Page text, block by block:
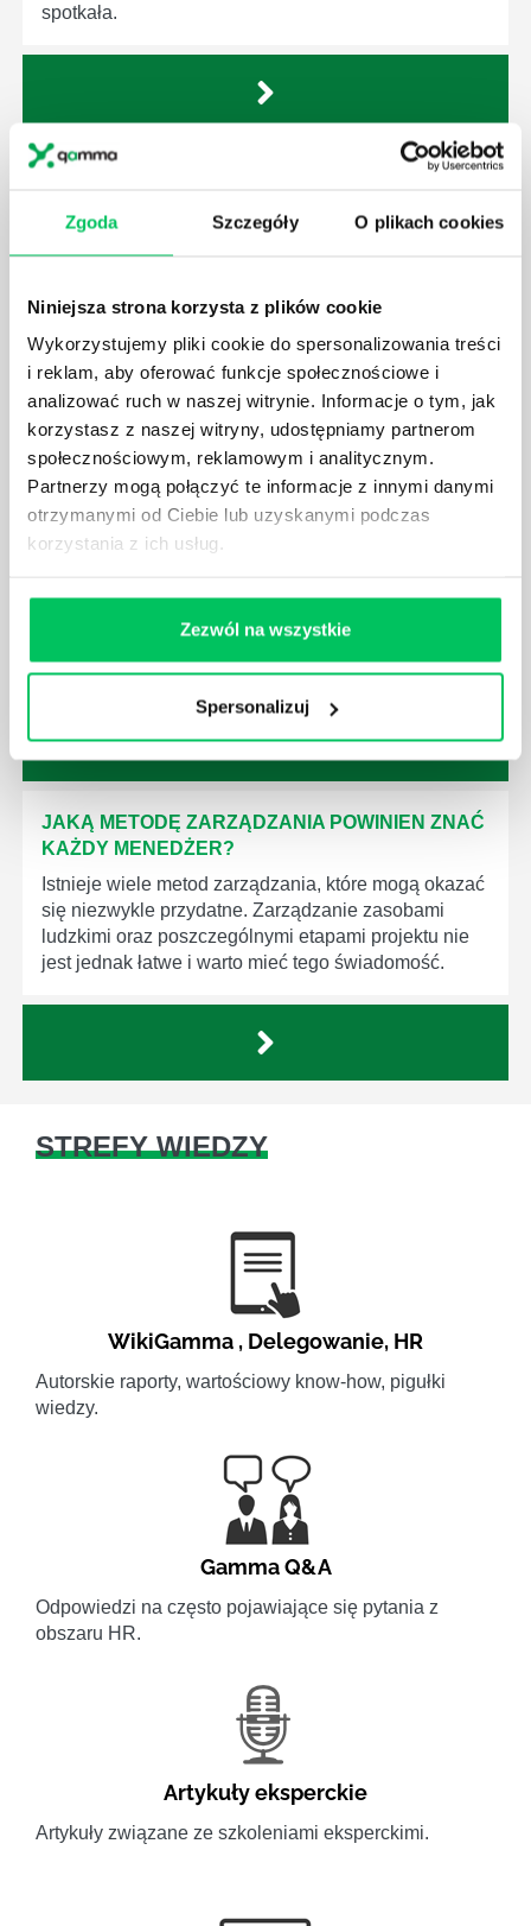
Zgoda Szczegóły O plikach cookies
Niniejsza strona korzysta z plików cookie
Wykorzystujemy pliki cookie do spersonalizowania treści
i reklam, aby oferować funkcje społecznościowe i
analizować ruch w naszej witrynie. Informacje o tym, jak
korzystasz z naszej witryny, udostępniamy partnerom
społecznościowym, reklamowym i analitycznym.
Partnerzy mogą połączyć te informacje z innymi danymi
otrzymanymi od Ciebie lub uzyskanymi podczas
korzystania z ich usług.
Zezwól na wszystkie
Spersonalizuj
spotkała.
JAKIE UMIEJĘTNOŚCI MENEDŻERSKIE
Nawet zespół złożony z doskonale wykształconych i
kompetentnych pracowników nie będzie w stanie
nim odpowiedniego kierownictwa. Zawsze
niezbędna jest osoba nadzorująca wszystkie
czynności wykonywane przez pracowników.
JAK BRYGADZISTA MOŻE ROZWINĄĆ SWOJE
KOMPETENCJE MENEDŻERSKIE?
za realizację działań podległych mu osób oraz
działu.
JAKĄ METODĘ ZARZĄDZANIA POWINIEN ZNAĆ
KAŻDY MENEDŻER?
Istnieje wiele metod zarządzania, które mogą okazać
się niezwykle przydatne. Zarządzanie zasobami
ludzkimi oraz poszczególnymi etapami projektu nie
jest jednak łatwe i warto mieć tego świadomość.
STREFY WIEDZY
WikiGamma , Delegowanie, HR
Autorskie raporty, wartościowy know-how, pigułki
wiedzy.
Gamma Q&A
Odpowiedzi na często pojawiające się pytania z
obszaru HR.
Artykuły eksperckie
Artykuły związane ze szkoleniami eksperckimi.